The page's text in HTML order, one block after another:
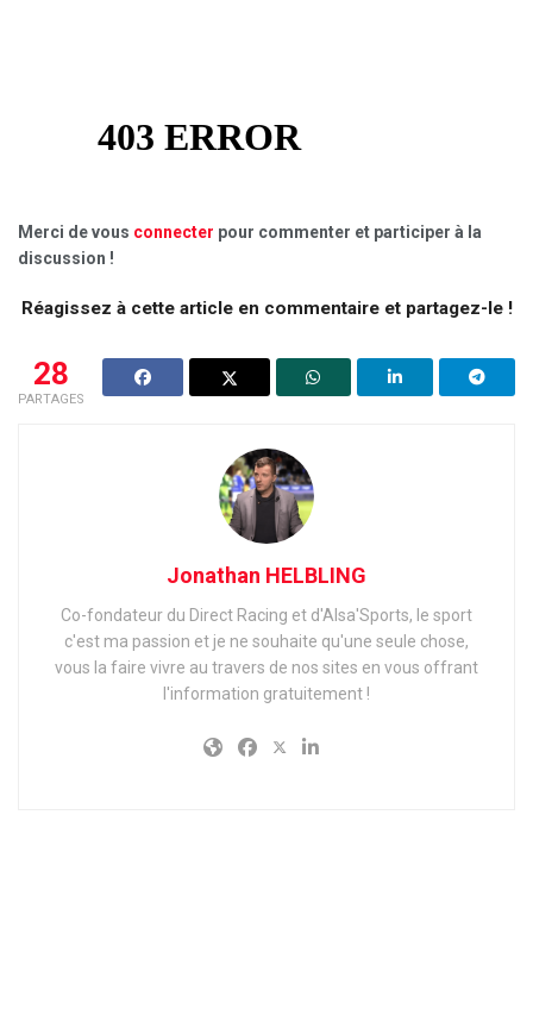
Merci de vous connecter pour commenter et participer à la
discussion !
Réagissez à cette article en commentaire et partagez-le !
28
PARTAGES
Jonathan HELBLING
Co-fondateur du Direct Racing et d'Alsa'Sports, le sport
c'est ma passion et je ne souhaite qu'une seule chose,
vous la faire vivre au travers de nos sites en vous offrant
l'information gratuitement !